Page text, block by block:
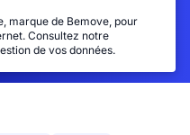
marque de Bemove, pour
Consultez notre
de vos données.